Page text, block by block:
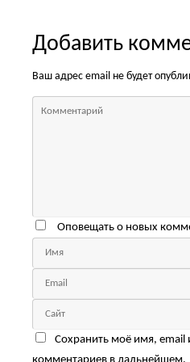
Добавить
Ваш адрес email не будет
Оповещать о новых
Сохранить моё имя, email